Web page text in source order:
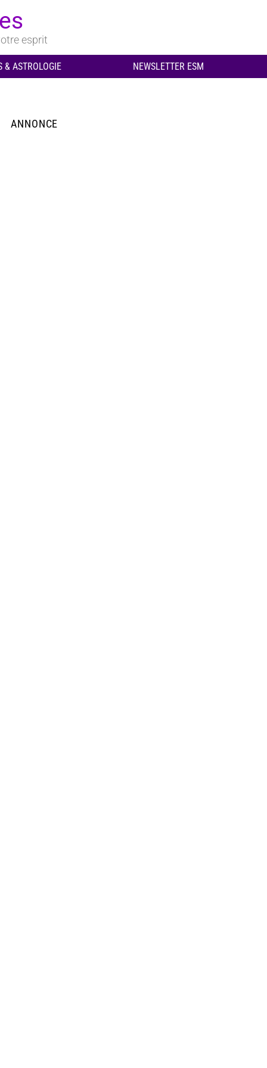
esprit
& ASTROLOGIE NEWSLETTER ESM
ANNONCE